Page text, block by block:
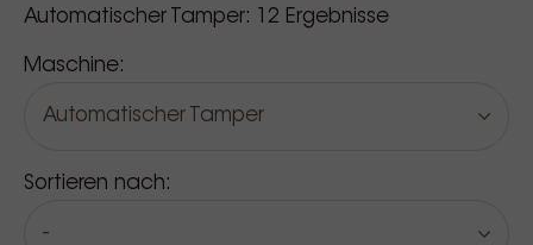
Unsere Produkte
Automatischer Tamper: 12 Ergebnisse
Maschine:
Automatischer Tamper
Sortieren nach:
-